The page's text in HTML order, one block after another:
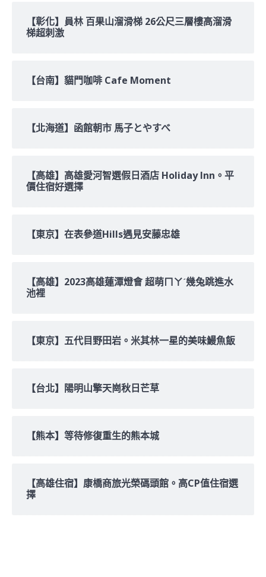
【彰化】員林 百果山溜滑梯 26公尺三層樓高溜滑
梯超刺激
【台南】貓門咖啡 Cafe Moment
【北海道】函館朝市 馬子とやすべ
【高雄】高雄愛河智選假日酒店 Holiday Inn。平
價住宿好選擇
【東京】在表參道Hills遇見安藤忠雄
【高雄】2023高雄蓮潭燈會 超萌ㄇㄚˊ幾兔跳進水
池裡
【東京】五代目野田岩。米其林一星的美味鰻魚飯
【台北】陽明山擎天崗秋日芒草
【熊本】等待修復重生的熊本城
【高雄住宿】康橋商旅光榮碼頭館。高CP值住宿選
擇